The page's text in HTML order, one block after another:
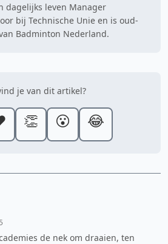
dagelijks leven Manager
bij Technische Unie en is oud-
Badminton Nederland.
je van dit artikel?
👏 😮 😂
de nek om draaien, ten